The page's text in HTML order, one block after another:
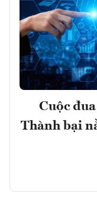
Cuộc
Thành bại